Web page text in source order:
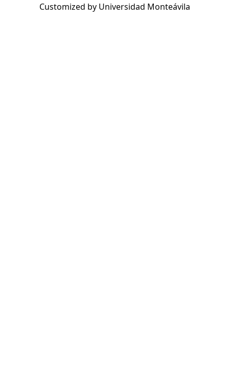
Customized by Universidad Monteávila